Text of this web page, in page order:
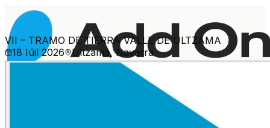
VII – TRAMO DE TIERRA VALLE DE ULTZAMA
18 Iúil 2026
Ultzama, Navarra